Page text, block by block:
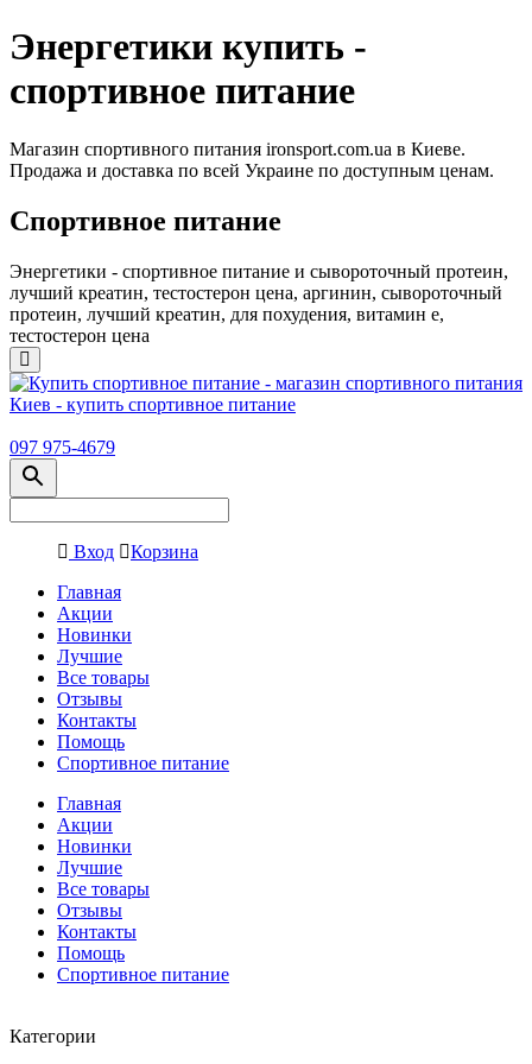
Энергетики купить -
спортивное питание
Магазин спортивного питания ironsport.com.ua в Киеве.
Продажа и доставка по всей Украине по доступным ценам.
Спортивное питание
Энергетики - спортивное питание и сывороточный протеин,
лучший креатин, тестостерон цена, аргинин, сывороточный
протеин, лучший креатин, для похудения, витамин е,
тестостерон цена
097 975-4679
Вход
Корзина
Главная
Акции
Новинки
Лучшие
Все товары
Отзывы
Контакты
Помощь
Спортивное питание
Главная
Акции
Новинки
Лучшие
Все товары
Отзывы
Контакты
Помощь
Спортивное питание
Категории